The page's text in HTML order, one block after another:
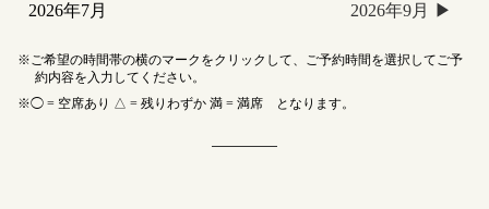
2026年7月 2026年9月
ご希望の時間帯の横のマークをクリックして、ご予約時間を選択してご予
約内容を入力してください。
◯ = 空席あり △ = 残りわずか 満 = 満席 となります。